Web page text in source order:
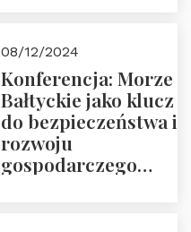
08/12/2024
Konferencja: Morze
Bałtyckie jako klucz
do bezpieczeństwa i
rozwoju
gospodarczego